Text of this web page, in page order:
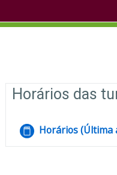
Lista de
Horários das
Horários (Última